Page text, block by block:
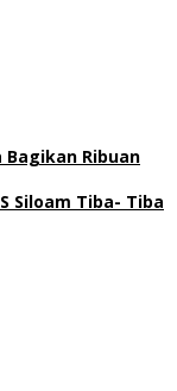
Bagikan Ribuan
Siloam Tiba- Tiba